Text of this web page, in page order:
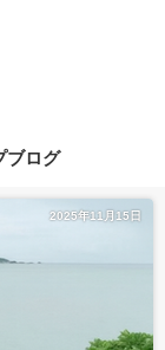
ブログ
2025年11月15日